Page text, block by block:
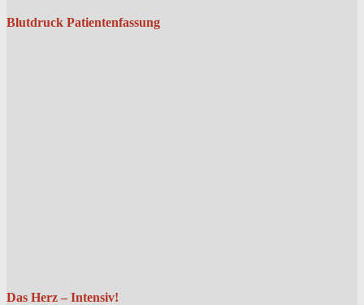
Blutdruck Patientenfassung
Das Herz – Intensiv!